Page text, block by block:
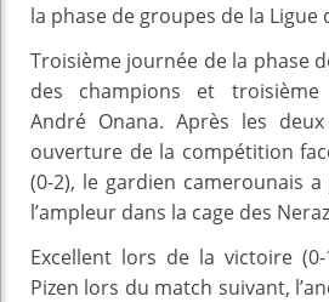
la phase de groupes de la Ligue
Troisième journée de la phase
des champions et
André Onana. Après les
ouverture de la compétition
(0-2), le gardien camerounais
l’ampleur dans la cage des
Excellent lors de la victoire
Pizen lors du match suivant,